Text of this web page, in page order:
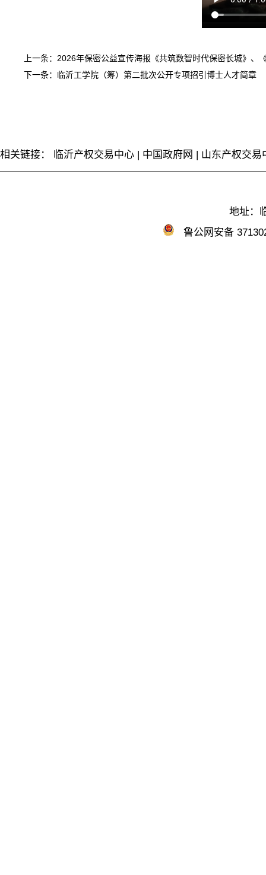
上一条： 2026年保密公益宣传海报《共筑数智时代保密长城》、
下一条： 临沂工学院（筹）第二批次公开专项招引博士人才简章
相关链接： 临沂产权交易中心 | 中国政府网 | 山东产权交易
地址：
鲁公网安备